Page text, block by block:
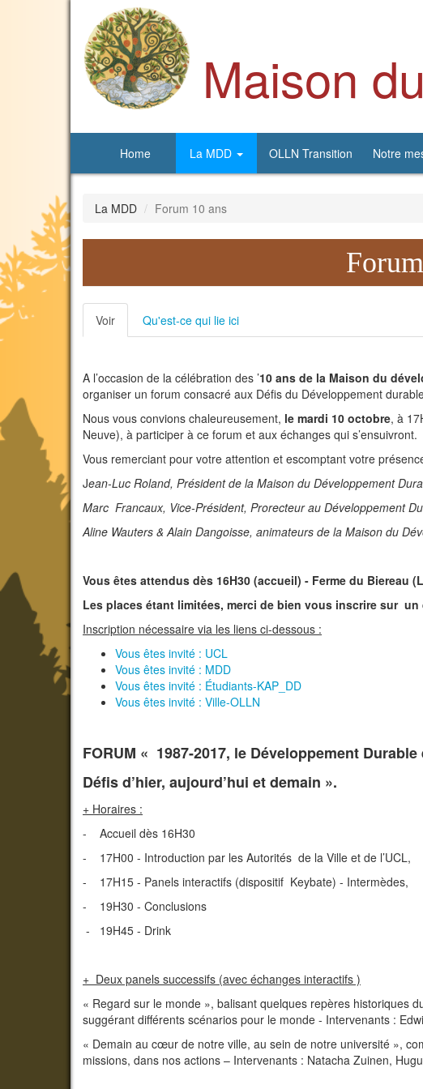
Maison
Home La MDD OLLN Transition Notre
La MDD Forum 10 ans
Onglets
principaux
Voir (onglet
actif)
Qu'est-ce qui lie ici
A l’occasion de la célébration des ’10 ans de la Maison du
organiser un forum consacré aux Défis du Développement
Nous vous convions chaleureusement, le mardi 10 octobre, à
Neuve), à participer à ce forum et aux échanges qui s’ensuivront.
Vous remerciant pour votre attention et escomptant votre
Jean-Luc Roland, Président de la Maison du Développement
Marc Francaux, Vice-Président, Prorecteur au Développement
Aline Wauters & Alain Dangoisse, animateurs de la Maison du
Vous êtes attendus dès 16H30 (accueil) - Ferme du Biereau
Les places étant limitées, merci de bien vous inscrire sur
Inscription nécessaire via les liens ci-dessous :
Vous êtes invité : UCL
Vous êtes invité : MDD
Vous êtes invité : Étudiants-KAP_DD
Vous êtes invité : Ville-OLLN
FORUM « 1987-2017, le Développement
Défis d’hier, aujourd’hui et demain ».
+ Horaires :
- Accueil dès 16H30
- 17H00 - Introduction par les Autorités de la Ville et de l’UCL,
- 17H15 - Panels interactifs (dispositif Keybate) - Intermèdes,
- 19H30 - Conclusions
- 19H45 - Drink
+ Deux panels successifs (avec échanges interactifs )
« Regard sur le monde », balisant quelques repères historiques
suggérant différents scénarios pour le monde - Intervenants :
« Demain au cœur de notre ville, au sein de notre université »,
missions, dans nos actions – Intervenants : Natacha Zuinen,